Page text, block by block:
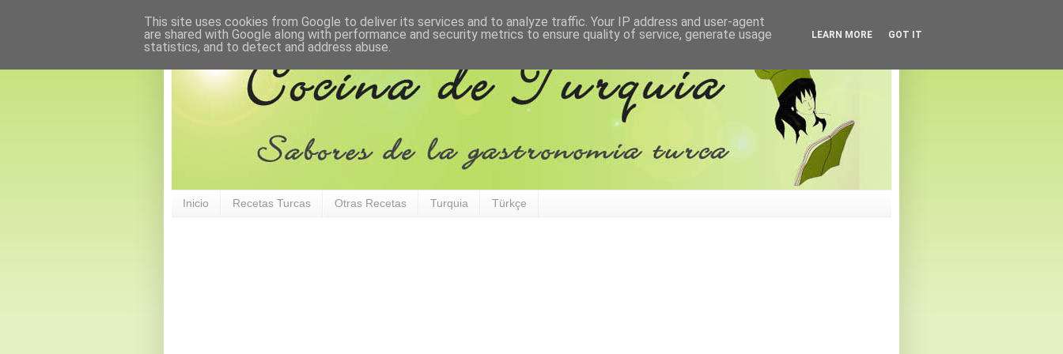
Inicio Recetas Turcas Otras Recetas Turquia Türkçe
This site uses cookies from Google to deliver its services and to analyze traffic. Your IP address and user-agent
are shared with Google along with performance and security metrics to ensure quality of service, generate usage
statistics, and to detect and address abuse.
LEARN MORE GOT IT